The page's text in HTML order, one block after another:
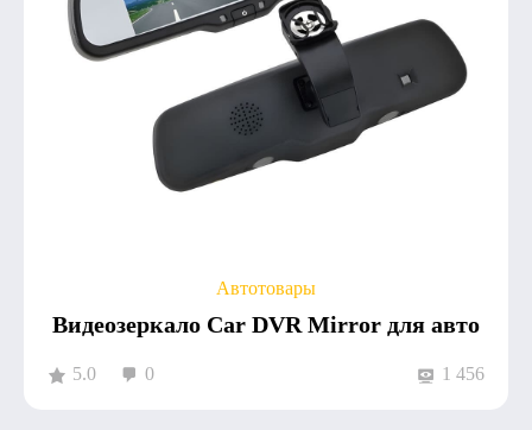
Автотовары
Видеозеркало Car DVR Mirror для авто
5.0 0 1 456